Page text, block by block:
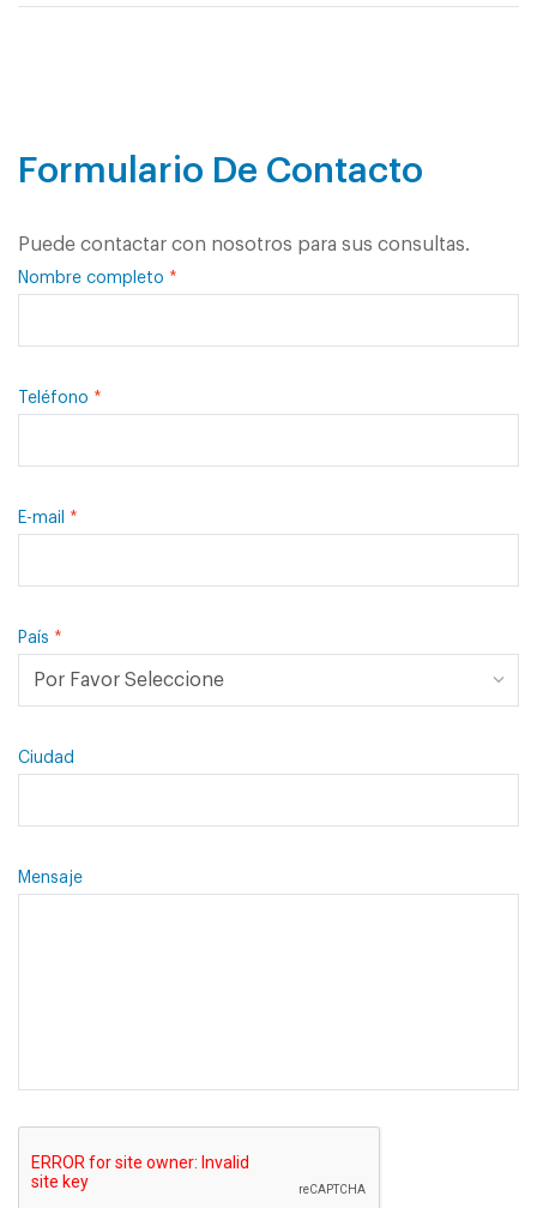
Formulario De Contacto
Puede contactar con nosotros para sus consultas.
Nombre completo
Teléfono
E-mail
País
Ciudad
Mensaje